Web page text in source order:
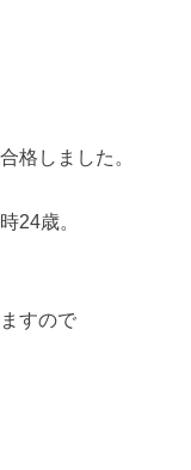
格しました。
24歳。
すので